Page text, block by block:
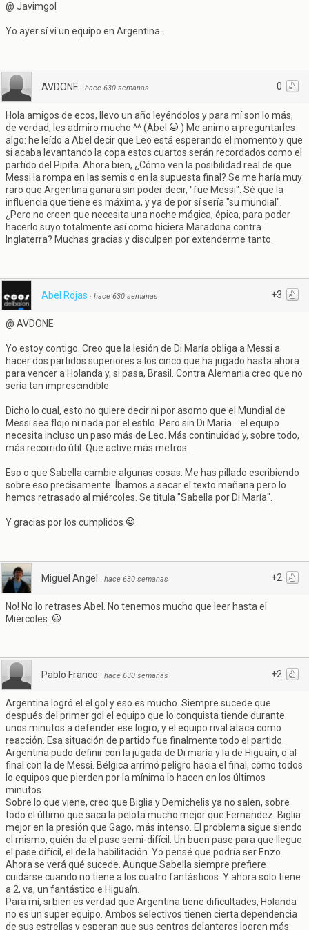
@ Javimgol
Yo ayer sí vi un equipo en Argentina.
0
AVDONE · hace 630 semanas
Hola amigos de ecos, llevo un año leyéndolos y para mí son lo más,
de verdad, les admiro mucho ^^ (Abel
) Me animo a preguntarles
algo: he leído a Abel decir que Leo está esperando el momento y que
si acaba levantando la copa estos cuartos serán recordados como el
partido del Pipita. Ahora bien, ¿Cómo ven la posibilidad real de que
Messi la rompa en las semis o en la supuesta final? Se me haría muy
raro que Argentina ganara sin poder decir, "fue Messi". Sé que la
influencia que tiene es máxima, y ya de por sí sería "su mundial".
¿Pero no creen que necesita una noche mágica, épica, para poder
hacerlo suyo totalmente así como hiciera Maradona contra
Inglaterra? Muchas gracias y disculpen por extenderme tanto.
+3
Abel Rojas · hace 630 semanas
@ AVDONE
Yo estoy contigo. Creo que la lesión de Di María obliga a Messi a
hacer dos partidos superiores a los cinco que ha jugado hasta ahora
para vencer a Holanda y, si pasa, Brasil. Contra Alemania creo que no
sería tan imprescindible.
Dicho lo cual, esto no quiere decir ni por asomo que el Mundial de
Messi sea flojo ni nada por el estilo. Pero sin Di María... el equipo
necesita incluso un paso más de Leo. Más continuidad y, sobre todo,
más recorrido útil. Que active más metros.
Eso o que Sabella cambie algunas cosas. Me has pillado escribiendo
sobre eso precisamente. Íbamos a sacar el texto mañana pero lo
hemos retrasado al miércoles. Se titula "Sabella por Di María".
Y gracias por los cumplidos
+2
Miguel Angel · hace 630 semanas
No! No lo retrases Abel. No tenemos mucho que leer hasta el
Miércoles.
+2
Pablo Franco · hace 630 semanas
Argentina logró el el gol y eso es mucho. Siempre sucede que
después del primer gol el equipo que lo conquista tiende durante
unos minutos a defender ese logro, y el equipo rival ataca como
reacción. Esa situación de partido fue finalmente todo el partido.
Argentina pudo definir con la jugada de Di maría y la de Higuaín, o al
final con la de Messi. Bélgica arrimó peligro hacia el final, como todos
lo equipos que pierden por la mínima lo hacen en los últimos
minutos.
Sobre lo que viene, creo que Biglia y Demichelis ya no salen, sobre
todo el último que saca la pelota mucho mejor que Fernandez. Biglia
mejor en la presión que Gago, más intenso. El problema sigue siendo
el mismo, quién da el pase semi-difícil. Un buen pase para que llegue
el pase difícil, el de la habilitación. Yo pensé que podría ser Enzo.
Ahora se verá qué sucede. Aunque Sabella siempre prefiere
cuidarse cuando no tiene a los cuatro fantásticos. Y ahora solo tiene
a 2, va, un fantástico e Higuaín.
Para mí, si bien es verdad que Argentina tiene dificultades, Holanda
no es un super equipo. Ambos selectivos tienen cierta dependencia
de sus estrellas y esperan que sus centros delanteros logren más